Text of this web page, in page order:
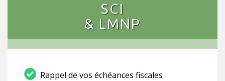
SCI
& LMNP
Rappel de vos échéances fiscales